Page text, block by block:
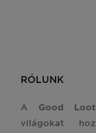
RÓLUNK
A Good Loot
világokat hoz